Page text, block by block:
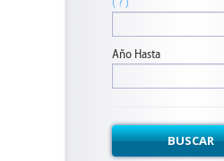
Año Hasta
BUSCAR